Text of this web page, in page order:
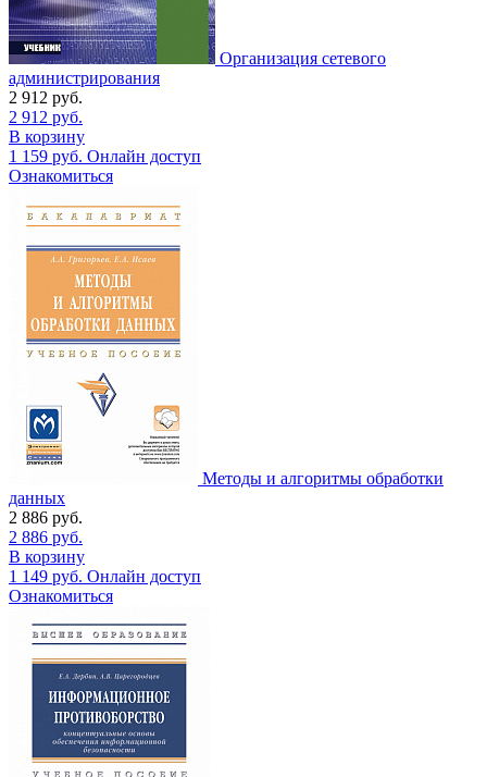
Организация сетевого
администрирования
2 912 руб.
2 912 руб.
В корзину
1 159 руб. Онлайн доступ
Ознакомиться
Методы и алгоритмы обработки
данных
2 886 руб.
2 886 руб.
В корзину
1 149 руб. Онлайн доступ
Ознакомиться